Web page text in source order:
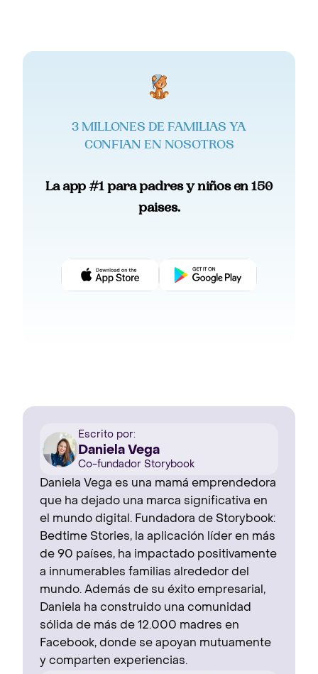
3 MILLONES DE FAMILIAS YA
CONFIAN EN NOSOTROS
La app #1 para padres y niños en 150
paises.
Escrito por:
Daniela Vega
Co-fundador Storybook
Daniela Vega es una mamá emprendedora
que ha dejado una marca significativa en
el mundo digital. Fundadora de Storybook:
Bedtime Stories, la aplicación líder en más
de 90 países, ha impactado positivamente
a innumerables familias alrededor del
mundo. Además de su éxito empresarial,
Daniela ha construido una comunidad
sólida de más de 12.000 madres en
Facebook, donde se apoyan mutuamente
y comparten experiencias.